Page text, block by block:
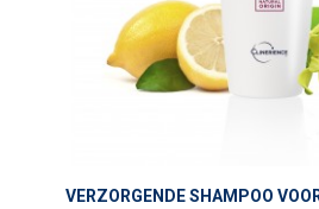
VERZORGENDE SHAMPOO